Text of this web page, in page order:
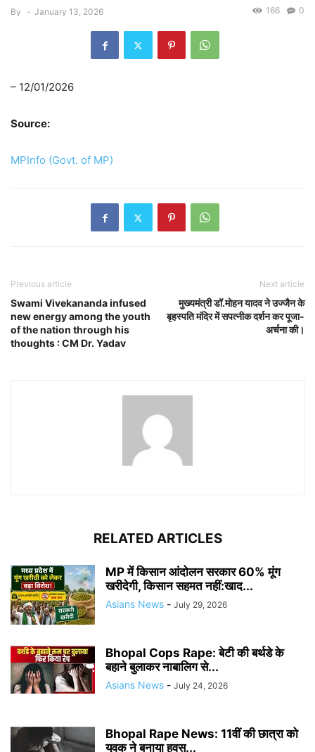
By - January 13, 2026 0
166
– 12/01/2026
Source:
MPInfo (Govt. of MP)
Previous article
Swami Vivekananda infused
new energy among the youth
of the nation through his
thoughts : CM Dr. Yadav
Next article
मुख्यमंत्री डॉ.मोहन यादव ने उज्जैन के
बृहस्पति मंदिर में सपत्नीक दर्शन कर पूजा-
अर्चना की।
RELATED ARTICLES
MP में किसान आंदोलन सरकार 60% मूंग
खरीदेगी, किसान सहमत नहीं:खाद...
Asians News - July 29, 2026
Bhopal Cops Rape: बेटी की बर्थडे के
बहाने बुलाकर नाबालिग से...
Asians News - July 24, 2026
Bhopal Rape News: 11वीं की छात्रा को
युवक ने बनाया हवस...